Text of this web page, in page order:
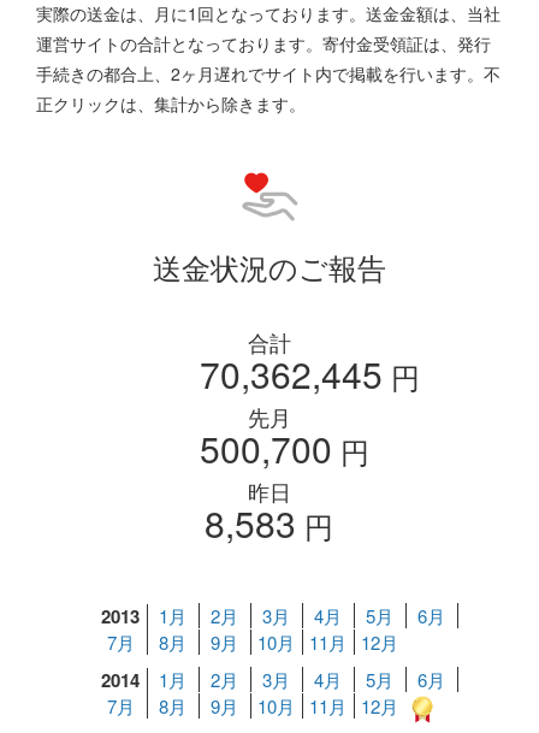
実際の送金は、月に1回となっております。送金金額は、当社
運営サイトの合計となっております。寄付金受領証は、発行
手続きの都合上、2ヶ月遅れでサイト内で掲載を行います。不
正クリックは、集計から除きます。
送金状況のご報告
合計
70,362,445 円
先月
500,700 円
昨日
8,583 円
2013 1月 2月 3月 4月 5月
6月
7月
8月 9月 10月 11月 12月
2014 1月 2月 3月 4月 5月
6月
7月
8月 9月 10月 11月 12月